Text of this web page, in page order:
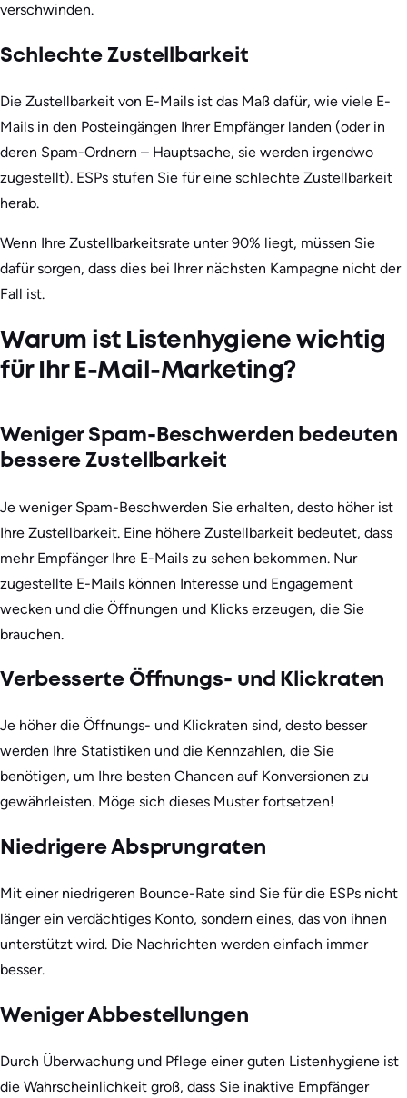
verschwinden.
Schlechte Zustellbarkeit
Die Zustellbarkeit von E-Mails ist das Maß dafür, wie viele E-
Mails in den Posteingängen Ihrer Empfänger landen (oder in
deren Spam-Ordnern – Hauptsache, sie werden irgendwo
zugestellt). ESPs stufen Sie für eine schlechte Zustellbarkeit
herab.
Wenn Ihre Zustellbarkeitsrate unter 90% liegt, müssen Sie
dafür sorgen, dass dies bei Ihrer nächsten Kampagne nicht der
Fall ist.
Warum ist Listenhygiene wichtig
für Ihr E-Mail-Marketing?
Weniger Spam-Beschwerden bedeuten
bessere Zustellbarkeit
Je weniger Spam-Beschwerden Sie erhalten, desto höher ist
Ihre Zustellbarkeit. Eine höhere Zustellbarkeit bedeutet, dass
mehr Empfänger Ihre E-Mails zu sehen bekommen. Nur
zugestellte E-Mails können Interesse und Engagement
wecken und die Öffnungen und Klicks erzeugen, die Sie
brauchen.
Verbesserte Öffnungs- und Klickraten
Je höher die Öffnungs- und Klickraten sind, desto besser
werden Ihre Statistiken und die Kennzahlen, die Sie
benötigen, um Ihre besten Chancen auf Konversionen zu
gewährleisten. Möge sich dieses Muster fortsetzen!
Niedrigere Absprungraten
Mit einer niedrigeren Bounce-Rate sind Sie für die ESPs nicht
länger ein verdächtiges Konto, sondern eines, das von ihnen
unterstützt wird. Die Nachrichten werden einfach immer
besser.
Weniger Abbestellungen
Durch Überwachung und Pflege einer guten Listenhygiene ist
die Wahrscheinlichkeit groß, dass Sie inaktive Empfänger